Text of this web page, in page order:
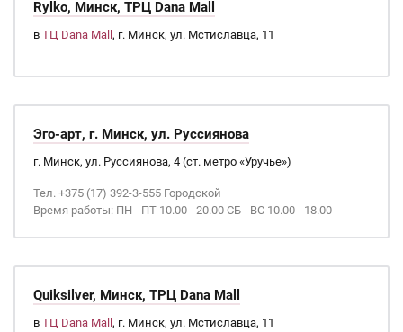
Rylko, Минск, ТРЦ Dana Mall
в ТЦ Dana Mall , г. Минск, ул. Мстиславца, 11
Эго-арт, г. Минск, ул. Руссиянова
г. Минск, ул. Руссиянова, 4 (ст. метро «Уручье»)
Тел. +375 (17) 392-3-555 Городской
Время работы: ПН - ПТ 10.00 - 20.00 СБ - ВС 10.00 - 18.00
Quiksilver, Минск, ТРЦ Dana Mall
в ТЦ Dana Mall , г. Минск, ул. Мстиславца, 11